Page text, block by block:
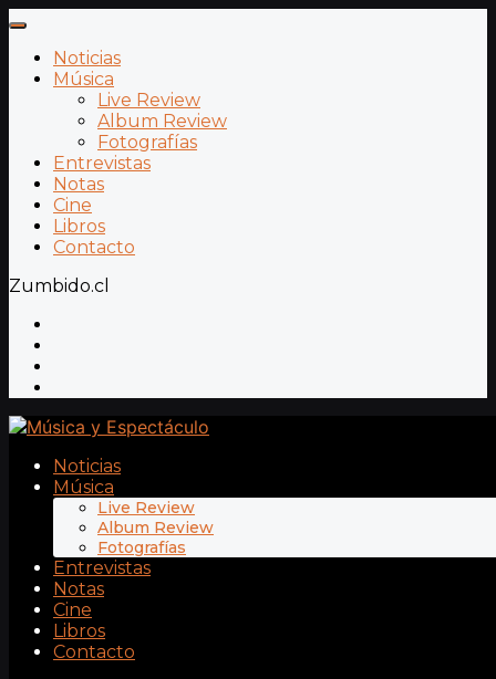
Noticias
Música
Live Review
Album Review
Fotografías
Entrevistas
Notas
Cine
Libros
Contacto
Zumbido.cl
Noticias
Música
Live Review
Album Review
Fotografías
Entrevistas
Notas
Cine
Libros
Contacto